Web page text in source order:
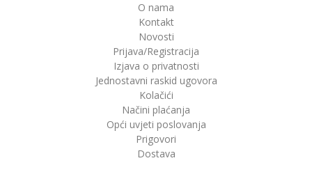
O nama
Kontakt
Novosti
Prijava/Registracija
Izjava o privatnosti
Jednostavni raskid ugovora
Kolačići
Načini plaćanja
Opći uvjeti poslovanja
Prigovori
Dostava